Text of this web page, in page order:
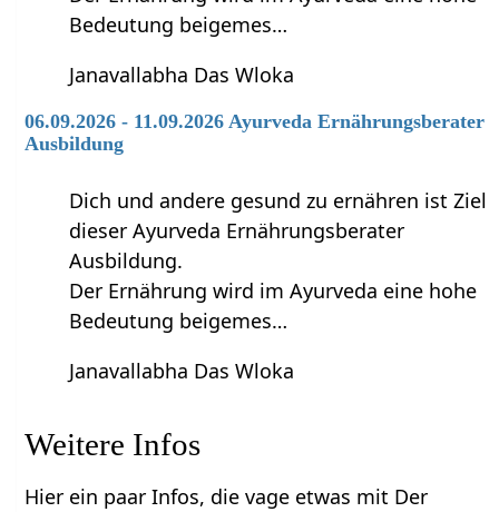
Bedeutung beigemes…
Janavallabha Das Wloka
06.09.2026 - 11.09.2026 Ayurveda Ernährungsberater
Ausbildung
Dich und andere gesund zu ernähren ist Ziel
dieser Ayurveda Ernährungsberater
Ausbildung.
Der Ernährung wird im Ayurveda eine hohe
Bedeutung beigemes…
Janavallabha Das Wloka
Weitere Infos
Hier ein paar Infos, die vage etwas mit Der